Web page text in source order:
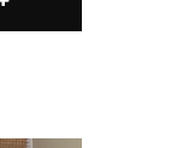
Ce produit a plusieurs variations. Les options peuvent être choisies sur la page du produit